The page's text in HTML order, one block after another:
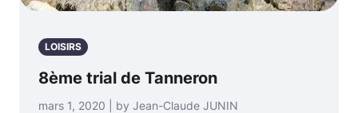
LOISIRS
8ème trial de Tanneron
mars 1, 2020 | by Jean-Claude JUNIN